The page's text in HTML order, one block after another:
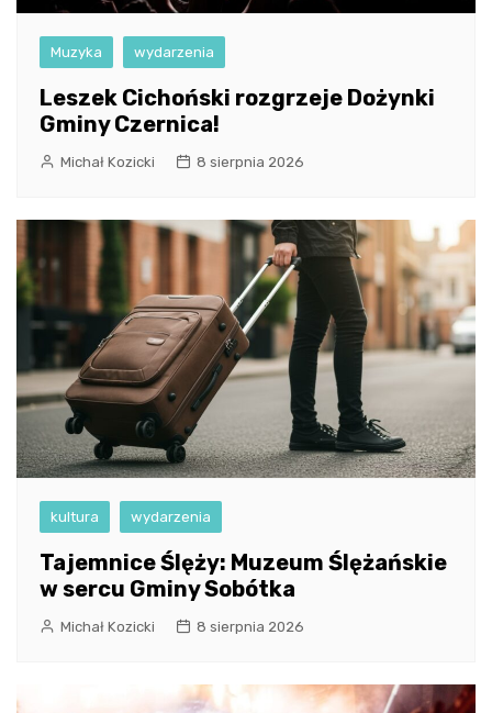
Muzyka wydarzenia
Leszek Cichoński rozgrzeje Dożynki
Gminy Czernica!
Michał Kozicki 8 sierpnia 2026
kultura wydarzenia
Tajemnice Ślęży: Muzeum Ślężańskie
w sercu Gminy Sobótka
Michał Kozicki 8 sierpnia 2026